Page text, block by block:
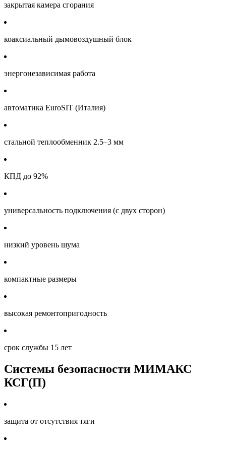
закрытая камера сгорания
коаксиальный дымовоздушный блок
энергонезависимая работа
автоматика EuroSIT (Италия)
стальной теплообменник 2.5–3 мм
КПД до 92%
универсальность подключения (с двух сторон)
низкий уровень шума
компактные размеры
высокая ремонтопригодность
срок службы 15 лет
Системы безопасности МИМАКС
КСГ(П)
защита от отсутствия тяги